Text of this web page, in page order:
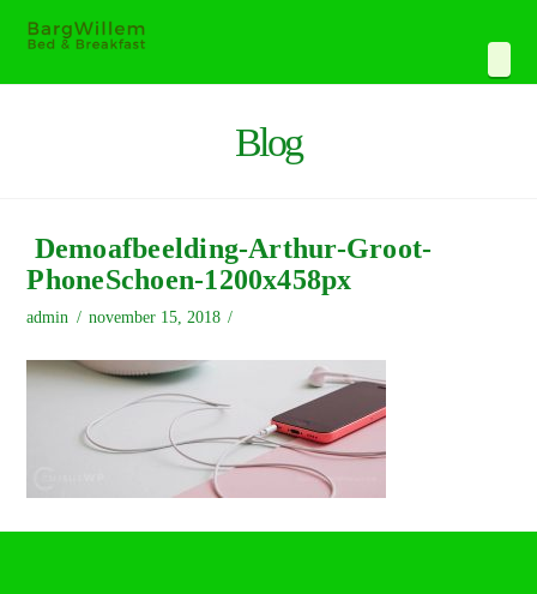
Blog
Demoafbeelding-Arthur-Groot-
PhoneSchoen-1200x458px
admin november 15, 2018